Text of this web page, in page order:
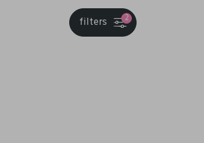
2
filters